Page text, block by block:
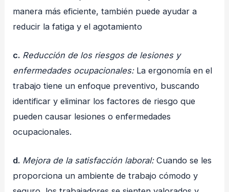
manera más eficiente, también puede ayudar a
reducir la fatiga y el agotamiento
c. Reducción de los riesgos de lesiones y
enfermedades ocupacionales: La ergonomía en el
trabajo tiene un enfoque preventivo, buscando
identificar y eliminar los factores de riesgo que
pueden causar lesiones o enfermedades
ocupacionales.
d. Mejora de la satisfacción laboral:Cuando se les
proporciona un ambiente de trabajo cómodo y